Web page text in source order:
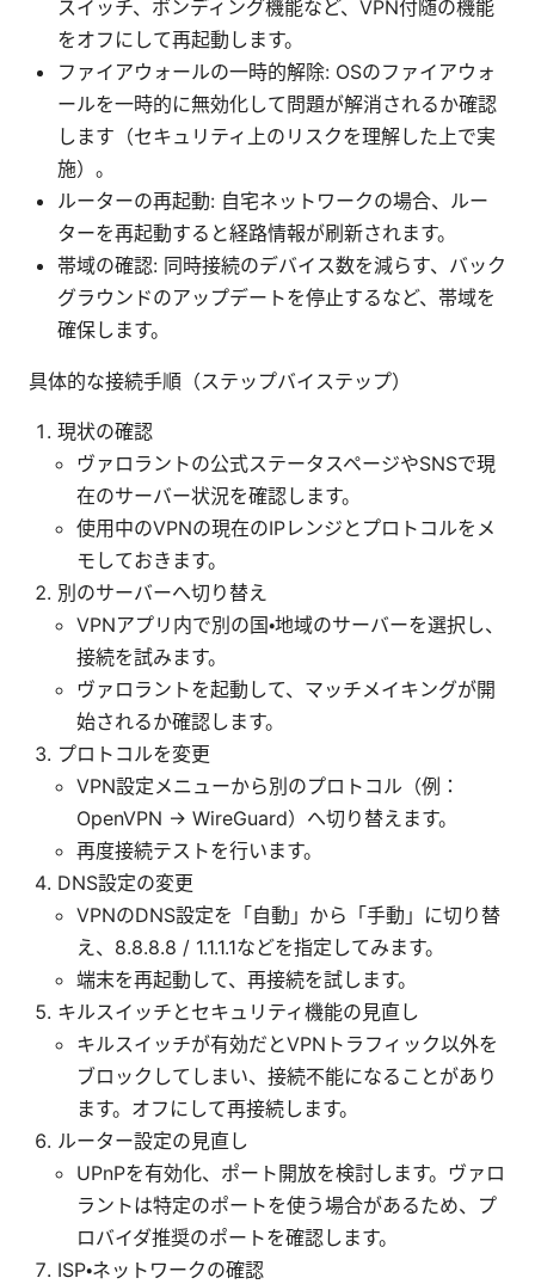
スイッチ、ボンディング機能など、VPN付随の機能
をオフにして再起動します。
ファイアウォールの一時的解除: OSのファイアウォ
ールを一時的に無効化して問題が解消されるか確認
します（セキュリティ上のリスクを理解した上で実
施）。
ルーターの再起動: 自宅ネットワークの場合、ルー
ターを再起動すると経路情報が刷新されます。
帯域の確認: 同時接続のデバイス数を減らす、バック
グラウンドのアップデートを停止するなど、帯域を
確保します。
具体的な接続手順（ステップバイステップ）
現状の確認
ヴァロラントの公式ステータスページやSNSで現
在のサーバー状況を確認します。
使用中のVPNの現在のIPレンジとプロトコルをメ
モしておきます。
別のサーバーへ切り替え
VPNアプリ内で別の国・地域のサーバーを選択し、
接続を試みます。
ヴァロラントを起動して、マッチメイキングが開
始されるか確認します。
プロトコルを変更
VPN設定メニューから別のプロトコル（例：
OpenVPN → WireGuard）へ切り替えます。
再度接続テストを行います。
DNS設定の変更
VPNのDNS設定を「自動」から「手動」に切り替
え、8.8.8.8 / 1.1.1.1などを指定してみます。
端末を再起動して、再接続を試します。
キルスイッチとセキュリティ機能の見直し
キルスイッチが有効だとVPNトラフィック以外を
ブロックしてしまい、接続不能になることがあり
ます。オフにして再接続します。
ルーター設定の見直し
UPnPを有効化、ポート開放を検討します。ヴァロ
ラントは特定のポートを使う場合があるため、プ
ロバイダ推奨のポートを確認します。
ISP・ネットワークの確認